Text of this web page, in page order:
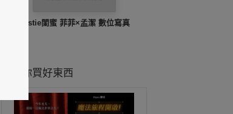
bestie閨蜜 菲菲×孟潔 數位寫真
推薦你買好東西